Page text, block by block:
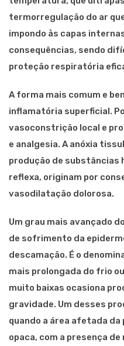
termorregulação do ar
impondo às capas
consequências, sendo
proteção respiratória
A forma mais comum e
inflamatória superficial.
vasoconstrição local e
e analgesia. A anóxia
produção de substâncias
reflexa, originam por
vasodilatação dolorosa.
Um grau mais avançado
de sofrimento da
descamação. É o
mais prolongada do frio
muito baixas ocasiona
gravidade. Um desses
quando a área afetada da
opaca, com a presença